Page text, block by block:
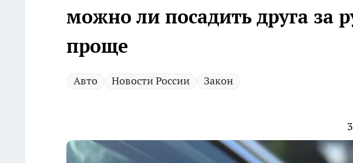
можно ли посадить друга за
проще
Авто Новости России Закон